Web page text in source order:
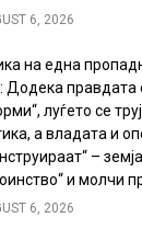
6, 2026
на една
Додека правдата
луѓето се
а владата и
–
и молчи
6, 2026